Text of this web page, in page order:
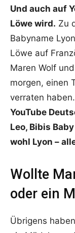
Und auch auf
Löwe wird. Zu
Babyname
Löwe auf
Maren Wolf
morgen, einen
verraten haben.
YouTube
Leo, Bibis
wohl Lyon –
Wollte
oder ein
Übrigens